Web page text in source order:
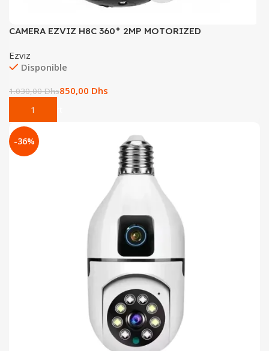
CAMERA EZVIZ H8C 360° 2MP MOTORIZED
Ezviz
Disponible
1.030,00Dhs850,00 Dhs
Add To Cart
-36%